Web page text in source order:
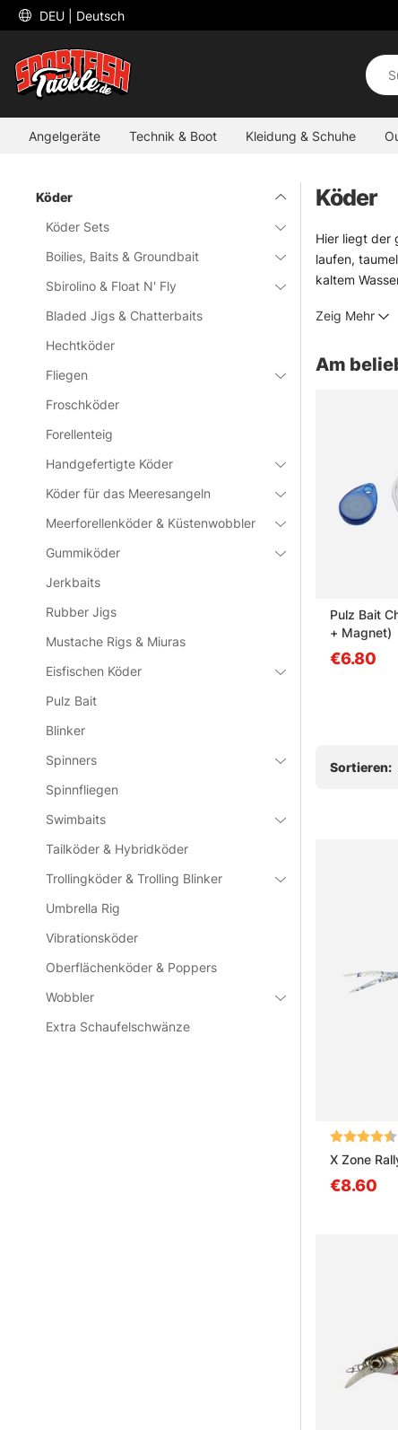
DEU | Deutsch
Angelgeräte Technik & Boot Kleidung & Schuhe
Köder
Köder Sets
Boilies, Baits & Groundbait
Sbirolino & Float N' Fly
Bladed Jigs & Chatterbaits
Hechtköder
Fliegen
Froschköder
Forellenteig
Handgefertigte Köder
Köder für das Meeresangeln
Meerforellenköder & Küstenwobbler
Gummiköder
Jerkbaits
Rubber Jigs
Mustache Rigs & Miuras
Eisfischen Köder
Pulz Bait
Blinker
Spinners
Spinnfliegen
Swimbaits
Tailköder & Hybridköder
Trollingköder & Trolling Blinker
Umbrella Rig
Vibrationsköder
Oberflächenköder & Poppers
Wobbler
Extra Schaufelschwänze
Köder
Hier liegt der
laufen,
kaltem
Unterschied
Wichtig ist
Häufige
Was ist
Zeig Mehr
Am
Headbanger Spitfire 16cm,
Pulz Bait
+ Magnet)
€6.80
Sortieren:
Bewertung:
X Zone
€8.60